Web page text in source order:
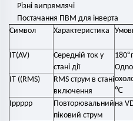
Різні випрямлячі
Постачання ПВМ для інверта
Символ
Характеристика
IT(AV)
Середній ток у
стані дії
180°
℃
IT ((RMS)
RMS струм в стані
включення
Іррррр
Повторювальний
піковий струм
на